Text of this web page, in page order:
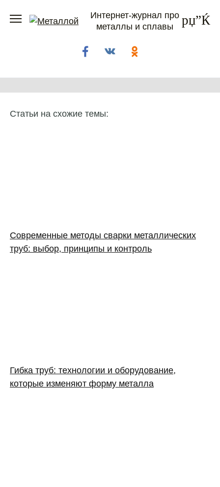
Интернет-журнал про
металлы и сплавы
Статьи на схожие темы:
Современные методы сварки металлических
труб: выбор, принципы и контроль
Гибка труб: технологии и оборудование,
которые изменяют форму металла